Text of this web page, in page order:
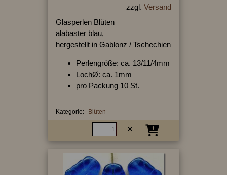
zzgl. Versand
Glasperlen Blüten
alabaster blau,
hergestellt in Gablonz / Tschechien
Perlengröße: ca. 13/11/4mm
LochØ: ca. 1mm
pro Packung 10 St.
Kategorie: Blüten